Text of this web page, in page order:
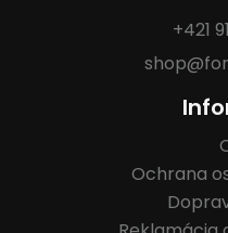
+421
Ochrana